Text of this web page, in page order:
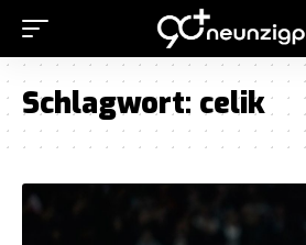
Schlagwort: celik